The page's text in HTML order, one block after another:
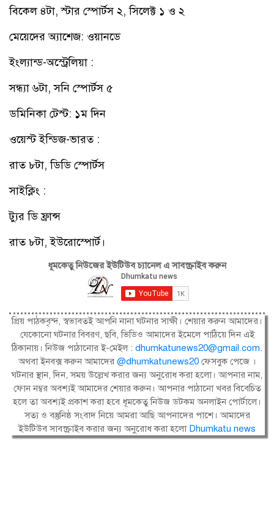
বিকেল ৪টা, স্টার স্পোর্টস ২, সিলেক্ট ১ ও ২
মেয়েদের অ্যাশেজ: ওয়ানডে
ইংল্যান্ড-অস্ট্রেলিয়া :
সন্ধ্যা ৬টা, সনি স্পোর্টস ৫
ডমিনিকা টেস্ট: ১ম দিন
ওয়েস্ট ইন্ডিজ-ভারত :
রাত ৮টা, ডিডি স্পোর্টস
সাইক্লিং :
ট্যুর ডি ফ্রান্স
রাত ৮টা, ইউরোস্পোর্ট।
ধূমকেতু নিউজের ইউটিউব চ্যানেল এ সাবস্ক্রাইব করুন
প্রিয় পাঠকবৃন্দ, স্বভাবতই আপনি নানা ঘটনার সাক্ষী। শেয়ার করুন আমাদের।
যেকোনো ঘটনার বিবরণ, ছবি, ভিডিও আমাদের ইমেলে পাঠিয়ে দিন এই
ঠিকানায়। নিউজ পাঠানোর ই-মেইল : dhumkatunews20@gmail.com.
অথবা ইনবক্স করুন আমাদের@dhumkatunews20 ফেসবুক পেজে ।
ঘটনার স্থান, দিন, সময় উল্লেখ করার জন্য অনুরোধ করা হলো। আপনার নাম,
ফোন নম্বর অবশ্যই আমাদের শেয়ার করুন। আপনার পাঠানো খবর বিবেচিত
হলে তা অবশ্যই প্রকাশ করা হবে ধূমকেতু নিউজ ডটকম অনলাইন পোর্টালে।
সত্য ও বস্তুনিষ্ঠ সংবাদ নিয়ে আমরা আছি আপনাদের পাশে। আমাদের
ইউটিউব সাবস্ক্রাইব করার জন্য অনুরোধ করা হলো Dhumkatu news